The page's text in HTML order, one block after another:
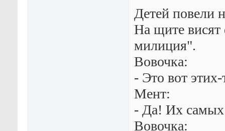
Детей повели
На щите висят
милиция".
Вовочка:
- Это вот
Мент:
- Да! Их
Вовочка: